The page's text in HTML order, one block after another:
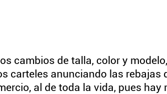
cambios de talla, color y
carteles anunciando las rebajas
al de toda la vida, pues hay